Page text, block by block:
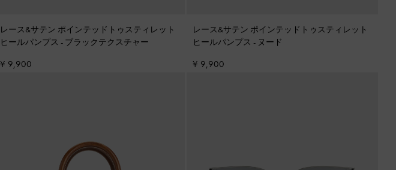
レース&サテン ポインテッドトゥスティレット
ヒールパンプス - ブラックテクスチャー
¥ 9,900
レース&サテン ポインテッドトゥスティレット
ヒールパンプス - ヌード
¥ 9,900